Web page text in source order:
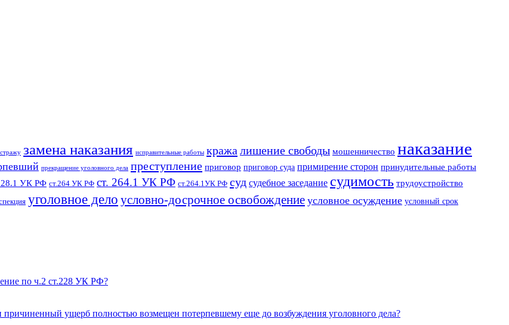
замена наказания исправительные работы кража лишение свободы мошенничество наказание
прекращение уголовного дела преступление приговор приговор суда примирение сторон принудительные работы
УК РФ ст.264 УК РФ ст. 264.1 УК РФ ст.264.1УК РФ суд судебное заседание судимость трудоустройство
уголовное дело условно-досрочное освобождение условное осуждение условный срок
по ч.2 ст.228 УК РФ?
ущерб полностью возмещен потерпевшему еще до возбуждения уголовного дела?